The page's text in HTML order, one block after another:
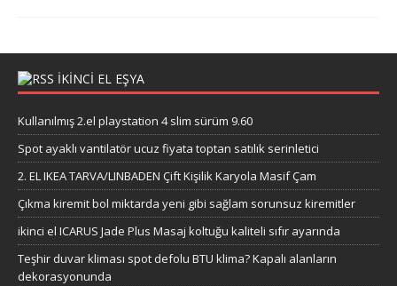
IKINCI EL EŞYA
Kullanılmış 2.el playstation 4 slim sürüm 9.60
Spot ayaklı vantilatör ucuz fiyata toptan satılık serinletici
2. EL IKEA TARVA/LINBADEN Çift Kişilik Karyola Masif Çam
Çıkma kiremit bol miktarda yeni gibi sağlam sorunsuz kiremitler
ikinci el ICARUS Jade Plus Masaj koltuğu kaliteli sıfır ayarında
Teşhir duvar kliması spot defolu BTU klima? Kapalı alanların
dekorasyonunda